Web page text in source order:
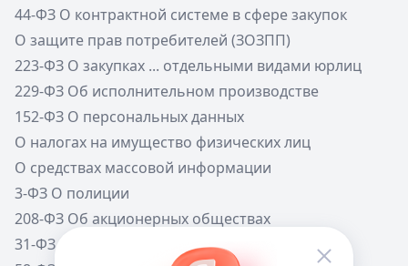
44-ФЗ О контрактной системе в сфере закупок
О защите прав потребителей (ЗОЗПП)
223-ФЗ О закупках ... отдельными видами юрлиц
229-ФЗ Об исполнительном производстве
152-ФЗ О персональных данных
О налогах на имущество физических лиц
О средствах массовой информации
3-ФЗ О полиции
208-ФЗ Об акционерных обществах
31-ФЗ О мобилизации в РФ